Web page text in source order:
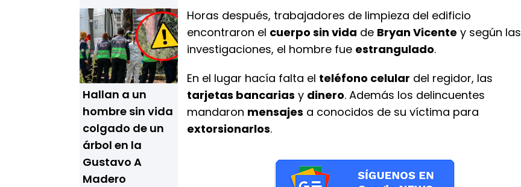
Hallan a un
hombre sin vida
colgado de un
árbol en la
Gustavo A
Madero
Horas después, trabajadores de limpieza del edificio
encontraron el cuerpo sin vida de Bryan Vicente y según las
investigaciones, el hombre fue estrangulado.
En el lugar hacía falta el teléfono celular del regidor, las
tarjetas bancarias y dinero. Además los delincuentes
mandaron mensajes a conocidos de su víctima para
extorsionarlos.